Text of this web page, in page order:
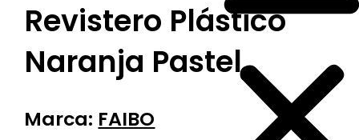
Revistero Plástico
Naranja Pastel
Marca: FAIBO